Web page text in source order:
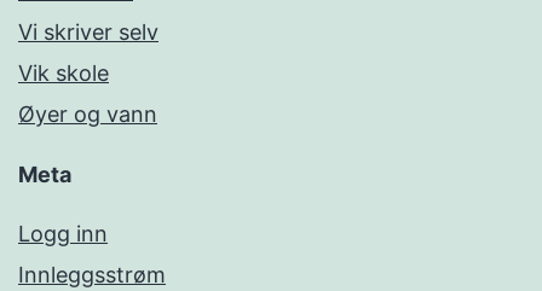
Vi skriver selv
Vik skole
Øyer og vann
Meta
Logg inn
Innleggsstrøm